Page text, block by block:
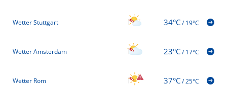
Wetter Stuttgart 34°C/19°C
Wetter Amsterdam 23°C/17°C
Wetter Rom 37°C/25°C